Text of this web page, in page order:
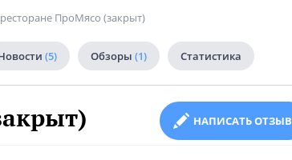
ПроМясо (закрыт)
(5) Обзоры (1) Статистика
НАПИСАТЬ ОТЗЫВ